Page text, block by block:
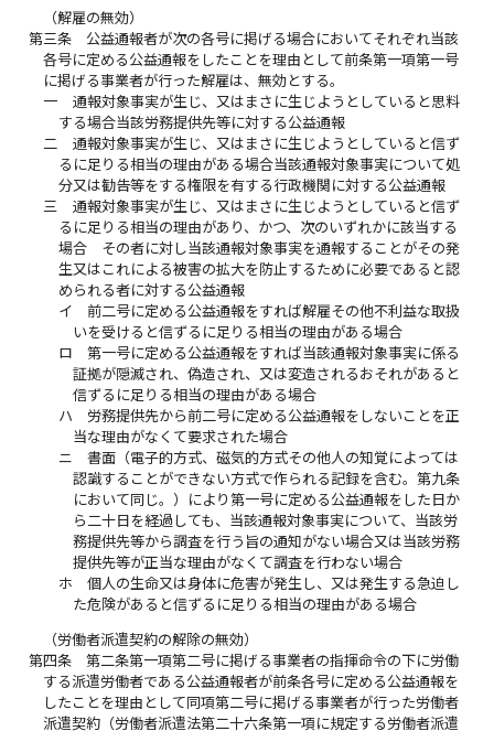
（解雇の無効）
第三条
公益通報者が次の各号に掲げる場合においてそれぞれ当該
各号に定める公益通報をしたことを理由として前条第一項第一号
に掲げる事業者が行った解雇は、無効とする。
一
通報対象事実が生じ、又はまさに生じようとしていると思料
する場合当該労務提供先等に対する公益通報
二
通報対象事実が生じ、又はまさに生じようとしていると信ず
るに足りる相当の理由がある場合当該通報対象事実について処
分又は勧告等をする権限を有する行政機関に対する公益通報
三
通報対象事実が生じ、又はまさに生じようとしていると信ず
るに足りる相当の理由があり、かつ、次のいずれかに該当する
場合 その者に対し当該通報対象事実を通報することがその発
生又はこれによる被害の拡大を防止するために必要であると認
められる者に対する公益通報
イ
前二号に定める公益通報をすれば解雇その他不利益な取扱
いを受けると信ずるに足りる相当の理由がある場合
ロ
第一号に定める公益通報をすれば当該通報対象事実に係る
証拠が隠滅され、偽造され、又は変造されるおそれがあると
信ずるに足りる相当の理由がある場合
ハ
労務提供先から前二号に定める公益通報をしないことを正
当な理由がなくて要求された場合
ニ
書面（電子的方式、磁気的方式その他人の知覚によっては
認識することができない方式で作られる記録を含む。第九条
において同じ。）により第一号に定める公益通報をした日か
ら二十日を経過しても、当該通報対象事実について、当該労
務提供先等から調査を行う旨の通知がない場合又は当該労務
提供先等が正当な理由がなくて調査を行わない場合
ホ
個人の生命又は身体に危害が発生し、又は発生する急迫し
た危険があると信ずるに足りる相当の理由がある場合
（労働者派遣契約の解除の無効）
第四条
第二条第一項第二号に掲げる事業者の指揮命令の下に労働
する派遣労働者である公益通報者が前条各号に定める公益通報を
したことを理由として同項第二号に掲げる事業者が行った労働者
派遣契約（労働者派遣法第二十六条第一項に規定する労働者派遣